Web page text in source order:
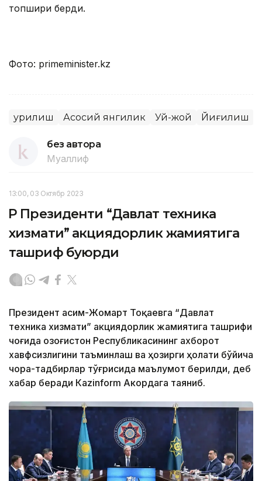
топшириқ берди.
Фото: primeminister.kz
Қурилиш Асосий янгилик Уй-жой Йиғилиш
без автора
Муаллиф
13:00, 03 Октябр 2023
ҚР Президенти “Давлат техника
хизмати” акциядорлик жамиятига
ташриф буюрди
Президент Қасим-Жомарт Тоқаевга “Давлат
техника хизмати” акциядорлик жамиятига ташрифи
чоғида Қозоғистон Республикасининг ахборот
хавфсизлигини таъминлаш ва ҳозирги ҳолати бўйича
чора-тадбирлар тўғрисида маълумот берилди, деб
хабар беради Каzinform Акордага таяниб.